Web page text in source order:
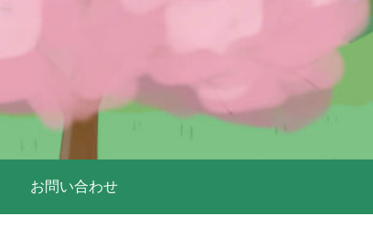
お問い合わせ